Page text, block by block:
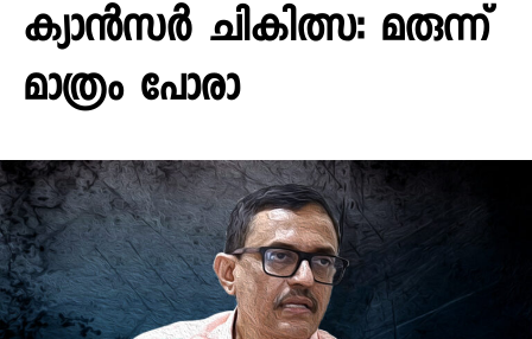
ക്യാൻസർ ചികിത്സ: മരുന്ന്
മാത്രം പോരാ